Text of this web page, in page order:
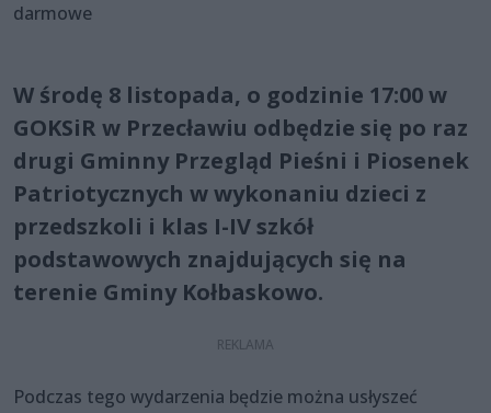
darmowe
W środę 8 listopada, o godzinie 17:00 w
GOKSiR w Przecławiu odbędzie się po raz
drugi Gminny Przegląd Pieśni i Piosenek
Patriotycznych w wykonaniu dzieci z
przedszkoli i klas I-IV szkół
podstawowych znajdujących się na
terenie Gminy Kołbaskowo.
Podczas tego wydarzenia będzie można usłyszeć